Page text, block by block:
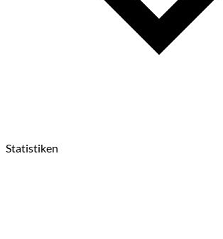
Statistiken